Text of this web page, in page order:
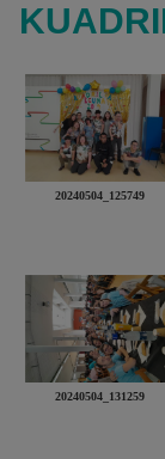
20240504_125749
20240504_131259